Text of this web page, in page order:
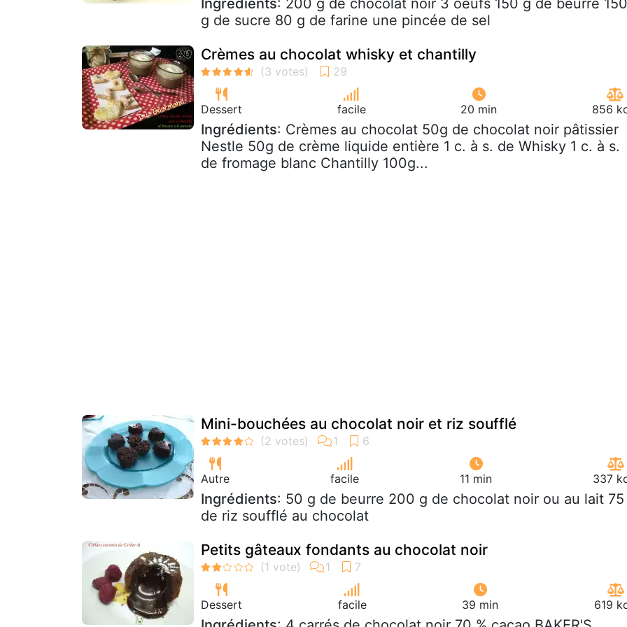
g de sucre 80 g de farine une pincée de sel
Crèmes au chocolat whisky et chantilly
Dessert facile 20 min 856
Ingrédients: Crèmes au chocolat 50g de chocolat noir pâtissier
Nestle 50g de crème liquide entière 1 c. à s. de Whisky 1 c. à s.
de fromage blanc Chantilly 100g...
Mini-bouchées au chocolat noir et riz soufflé
Autre facile 11 min 337
Ingrédients: 50 g de beurre 200 g de chocolat noir ou au lait 75
de riz soufflé au chocolat
Petits gâteaux fondants au chocolat noir
Dessert facile 39 min 619